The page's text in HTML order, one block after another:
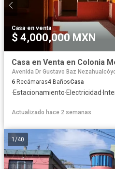
Casa·en venta
$ 4,000,000 MXN
Casa en Venta en Colonia
Avenida Dr Gustavo Baz
6 Recámaras4 BañosCasa
·Estacionamiento·Electricidad·
Actualizado hace 2 semanas
1 /40